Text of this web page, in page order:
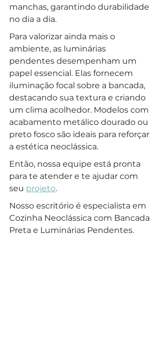
manchas, garantindo durabilidade
no dia a dia.
Para valorizar ainda mais o
ambiente, as luminárias
pendentes desempenham um
papel essencial. Elas fornecem
iluminação focal sobre a bancada,
destacando sua textura e criando
um clima acolhedor. Modelos com
acabamento metálico dourado ou
preto fosco são ideais para reforçar
a estética neoclássica.
Então, nossa equipe está pronta
para te atender e te ajudar com
seu projeto.
Nosso escritório é especialista em
Cozinha Neoclássica com Bancada
Preta e Luminárias Pendentes.